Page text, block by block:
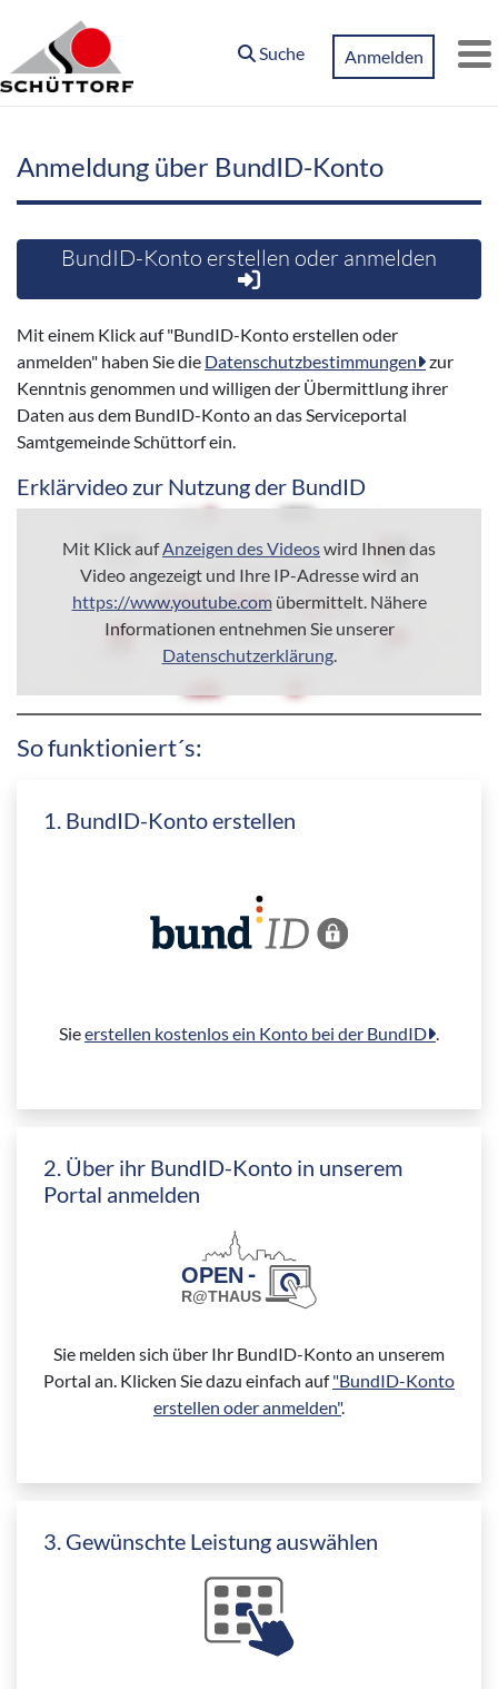
Zum Hauptinhalt springen
Suche Anmelden
Anmeldung über BundID-Konto
Mit einem Klick auf "BundID-Konto erstellen oder
anmelden" haben Sie die Datenschutzbestimmungen
zur
Kenntnis genommen und willigen der Übermittlung ihrer
Daten aus dem BundID-Konto an das Serviceportal
Samtgemeinde Schüttorf ein.
Erklärvideo zur Nutzung der BundID
Mit Klick aufAnzeigen des Videoswird Ihnen das
Video angezeigt und Ihre IP-Adresse wird an
https://www.youtube.comübermittelt. Nähere
Informationen entnehmen Sie unserer
Datenschutzerklärung.
So funktioniert´s:
1. BundID-Konto erstellen
Sieerstellen kostenlos ein Konto bei der BundID .
2. Über ihr BundID-Konto in unserem
Portal anmelden
Sie melden sich über Ihr BundID-Konto an unserem
Portal an. Klicken Sie dazu einfach auf"BundID-Konto
erstellen oder anmelden".
3. Gewünschte Leistung auswählen